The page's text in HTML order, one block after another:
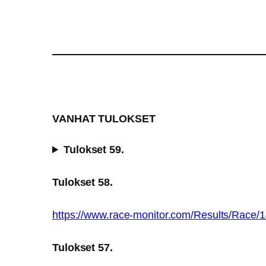
VANHAT TULOKSET
Tulokset 59.
Tulokset 58.
https://www.race-monitor.com/Results/Race/
Tulokset 57.